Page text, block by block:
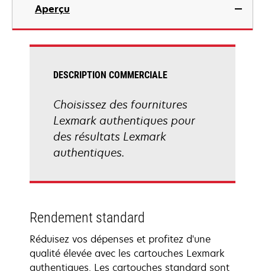
Aperçu
DESCRIPTION COMMERCIALE
Choisissez des fournitures
Lexmark authentiques pour
des résultats Lexmark
authentiques.
Rendement standard
Réduisez vos dépenses et profitez d'une
qualité élevée avec les cartouches Lexmark
authentiques. Les cartouches standard sont